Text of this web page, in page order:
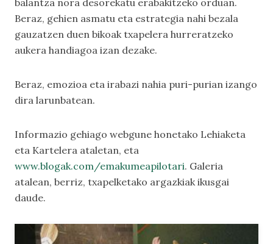
balantza nora desorekatu erabakitzeko orduan.
Beraz, gehien asmatu eta estrategia nahi bezala
gauzatzen duen bikoak txapelera hurreratzeko
aukera handiagoa izan dezake.
Beraz, emozioa eta irabazi nahia puri-purian izango
dira larunbatean.
Informazio gehiago webgune honetako Lehiaketa
eta Kartelera ataletan, eta
www.blogak.com/emakumeapilotari. Galeria
atalean, berriz, txapelketako argazkiak ikusgai
daude.